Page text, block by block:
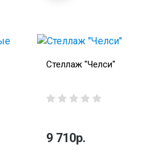
Стеллаж "Челси"
9 710р.